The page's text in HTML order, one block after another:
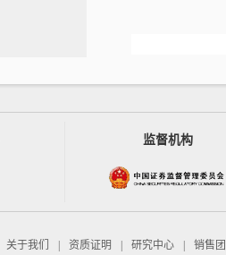
监督机构
关于我们 资质证明 研究中心
销售